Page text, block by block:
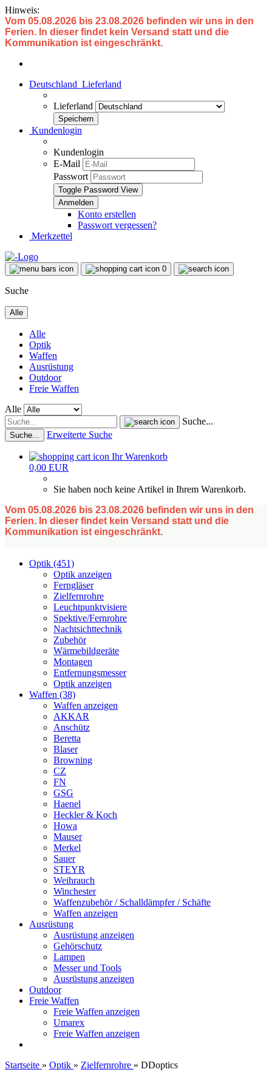
Hinweis:
Vom 05.08.2026 bis 23.08.2026 befinden wir uns in den
Ferien. In dieser findet kein Versand statt und die
Kommunikation ist eingeschränkt.
Deutschland Lieferland
Lieferland
Kundenlogin
Kundenlogin
E-Mail
Passwort
Toggle Password View
Konto erstellen
Passwort vergessen?
Merkzettel
0
Suche
Alle
Alle
Optik
Waffen
Ausrüstung
Outdoor
Freie Waffen
Alle
Suche...
Suche... Erweiterte Suche
Ihr Warenkorb
0,00 EUR
Sie haben noch keine Artikel in Ihrem Warenkorb.
Vom 05.08.2026 bis 23.08.2026 befinden wir uns in den
Ferien. In dieser findet kein Versand statt und die
Kommunikation ist eingeschränkt.
Optik (451)
Optik anzeigen
Ferngläser
Zielfernrohre
Leuchtpunktvisiere
Spektive/Fernrohre
Nachtsichttechnik
Zubehör
Wärmebildgeräte
Montagen
Entfernungsmesser
Optik anzeigen
Waffen (38)
Waffen anzeigen
AKKAR
Anschütz
Beretta
Blaser
Browning
CZ
FN
GSG
Haenel
Heckler & Koch
Howa
Mauser
Merkel
Sauer
STEYR
Weihrauch
Winchester
Waffenzubehör / Schalldämpfer / Schäfte
Waffen anzeigen
Ausrüstung
Ausrüstung anzeigen
Gehörschutz
Lampen
Messer und Tools
Ausrüstung anzeigen
Outdoor
Freie Waffen
Freie Waffen anzeigen
Umarex
Freie Waffen anzeigen
Startseite » Optik » Zielfernrohre » DDoptics